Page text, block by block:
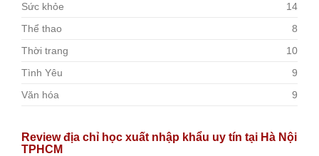
Sức khỏe
14
Thể thao
8
Thời trang
10
Tình Yêu
9
Văn hóa
9
Review địa chỉ học xuất nhập khẩu uy tín tại Hà Nội
TPHCM